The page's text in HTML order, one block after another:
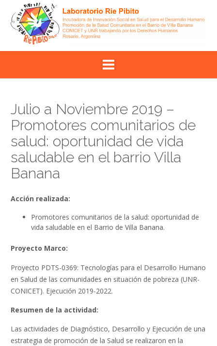
content
Julio a Noviembre 2019 –
Promotores comunitarios de
salud: oportunidad de vida
saludable en el barrio Villa
Banana
Acción realizada:
Promotores comunitarios de la salud: oportunidad de
vida saludable en el Barrio de Villa Banana.
Proyecto Marco:
Proyecto PDTS-0369: Tecnologías para el Desarrollo Humano
en Salud de las comunidades en situación de pobreza (UNR-
CONICET). Ejecución 2019-2022.
Resumen de la actividad:
Las actividades de Diagnóstico, Desarrollo y Ejecución de una
estrategia de promoción de la Salud se realizaron en la